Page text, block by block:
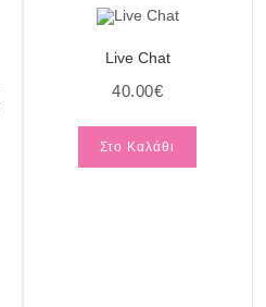
Live Chat
40.00€
Στο Καλάθι